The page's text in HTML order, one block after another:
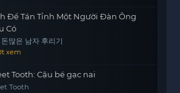
Để Tán Tỉnh Một Người Đàn Ông
Có
돈많은 남자 후리기
xem
Tooth: Cậu bé gạc nai
Tooth